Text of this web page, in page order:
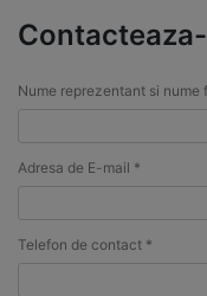
Nume reprezentant si nume
Adresa de E-mail *
Telefon de contact *